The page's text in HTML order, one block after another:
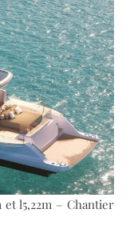
et l5,22m – Chantier